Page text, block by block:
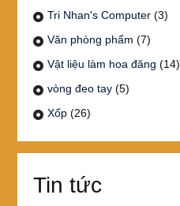
Tri Nhan's Computer (3)
Văn phòng phẩm (7)
Vật liệu làm hoa đăng (14)
vòng đeo tay (5)
Xốp (26)
Tin tức